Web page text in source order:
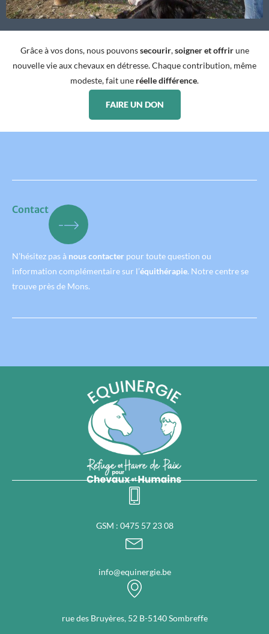
Grâce à vos dons, nous pouvonssecourir,soigner et offrirune
nouvelle vie aux chevaux en détresse. Chaque contribution, même
modeste, fait une réelle différence.
FAIRE UN DON
Contact
N’hésitez pas à nous contacter pour toute question ou
information complémentaire sur l’équithérapie. Notre centre se
trouve près de Mons.
GSM : 0475 57 23 08
info@equinergie.be
rue des Bruyères, 52 B-5140 Sombreffe